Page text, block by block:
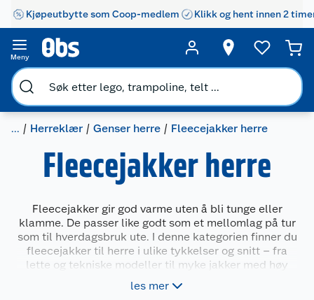
Kjøpeutbytte som Coop-medlem Klikk og hent innen 2
Meny
... Herreklær Genser herre Fleecejakker herre
Fleecejakker herre
Fleecejakker gir god varme uten å bli tunge eller
klamme. De passer like godt som et mellomlag på tur
som til hverdagsbruk ute. I denne kategorien finner du
fleecejakker til herre i ulike tykkelser og snitt – fra
lette og tekniske modeller til myke jakker med høy
krage og glidelås. Mange har praktiske lommer,
elastiske detaljer og glidelås i full lengde. Velg en
les mer